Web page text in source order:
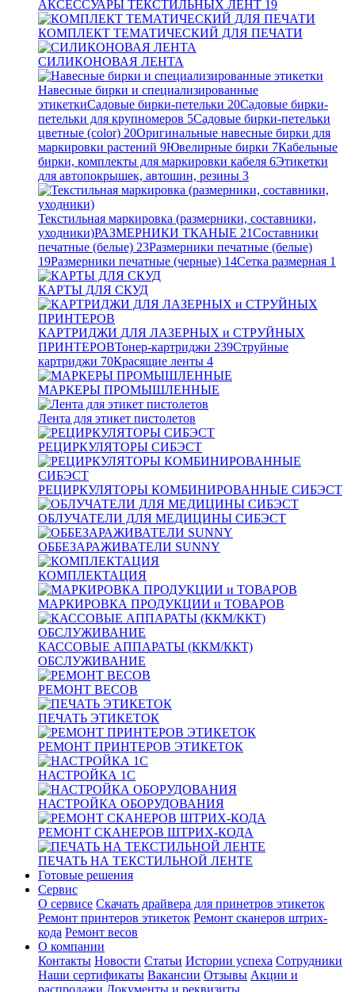
АКСЕССУАРЫ ТЕКСТИЛЬНЫХ ЛЕНТ 19
КОМПЛЕКТ ТЕМАТИЧЕСКИЙ ДЛЯ ПЕЧАТИ
СИЛИКОНОВАЯ ЛЕНТА
Навесные бирки и специализированные
этикеткиСадовые бирки-петельки 20Садовые бирки-
петельки для крупномеров 5Садовые бирки-петельки
цветные (color) 20Оригинальные навесные бирки для
маркировки растений 9Ювелирные бирки 7Кабельные
бирки, комплекты для маркировки кабеля 6Этикетки
для автопокрышек, автошин, резины 3
Текстильная маркировка (размерники, составники,
уходники)РАЗМЕРНИКИ ТКАНЫЕ 21Составники
печатные (белые) 23Размерники печатные (белые)
19Размерники печатные (черные) 14Сетка размерная 1
КАРТЫ ДЛЯ СКУД
КАРТРИДЖИ ДЛЯ ЛАЗЕРНЫХ и СТРУЙНЫХ
ПРИНТЕРОВТонер-картриджи 239Струйные
картриджи 70Красящие ленты 4
МАРКЕРЫ ПРОМЫШЛЕННЫЕ
Лента для этикет пистолетов
РЕЦИРКУЛЯТОРЫ СИБЭСТ
РЕЦИРКУЛЯТОРЫ КОМБИНИРОВАННЫЕ СИБЭСТ
ОБЛУЧАТЕЛИ ДЛЯ МЕДИЦИНЫ СИБЭСТ
ОББЕЗАРАЖИВАТЕЛИ SUNNY
КОМПЛЕКТАЦИЯ
МАРКИРОВКА ПРОДУКЦИИ и ТОВАРОВ
КАССОВЫЕ АППАРАТЫ (ККМ/ККТ)
ОБСЛУЖИВАНИЕ
РЕМОНТ ВЕСОВ
ПЕЧАТЬ ЭТИКЕТОК
РЕМОНТ ПРИНТЕРОВ ЭТИКЕТОК
НАСТРОЙКА 1С
НАСТРОЙКА ОБОРУДОВАНИЯ
РЕМОНТ СКАНЕРОВ ШТРИХ-КОДА
ПЕЧАТЬ НА ТЕКСТИЛЬНОЙ ЛЕНТЕ
Готовые решения
Сервис
О сервисе Скачать драйвера для принетров этикеток
Ремонт принтеров этикеток Ремонт сканеров штрих-
кода Ремонт весов
О компании
Контакты Новости Статьи Истории успеха Сотрудники
Наши сертификаты Вакансии Отзывы Акции и
распродажи Документы и реквизиты